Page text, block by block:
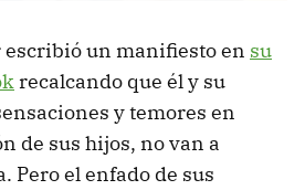
escribió un manifiesto en su
recalcando que él y su
y temores en
de sus hijos, no van a
Pero el enfado de sus